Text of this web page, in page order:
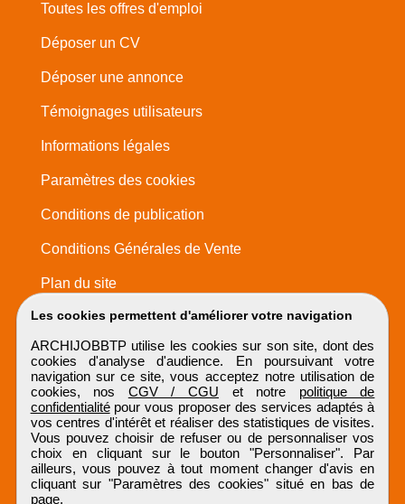
Les cookies permettent d'améliorer votre navigation
ARCHIJOBBTP utilise les cookies sur son site, dont des
cookies d'analyse d'audience. En poursuivant votre
navigation sur ce site, vous acceptez notre utilisation de
cookies, nos CGV / CGU et notre politique de
confidentialitépour vous proposer des services adaptés à
vos centres d'intérêt et réaliser des statistiques de visites.
Vous pouvez choisir de refuser ou de personnaliser vos
choix en cliquant sur le bouton "Personnaliser". Par
ailleurs, vous pouvez à tout moment changer d'avis en
cliquant sur "Paramètres des cookies" situé en bas de
page.
Toutes les offres d'emploi
Déposer un CV
Déposer une annonce
Témoignages utilisateurs
Informations légales
Paramètres des cookies
Conditions de publication
Conditions Générales de Vente
Plan du site